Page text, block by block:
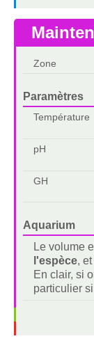
Zone
Paramètres
Température
pH
GH
Aquarium
Le volume
l'espèce, et
En clair, si
particulier